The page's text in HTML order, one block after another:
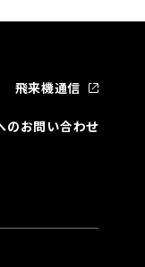
飛来機通信
のお問い合わせ